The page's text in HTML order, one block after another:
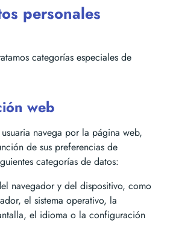
personales
categorías especiales de
web
navega por la página web,
de sus preferencias de
categorías de datos:
navegador y del dispositivo, como
el sistema operativo, la
el idioma o la configuración